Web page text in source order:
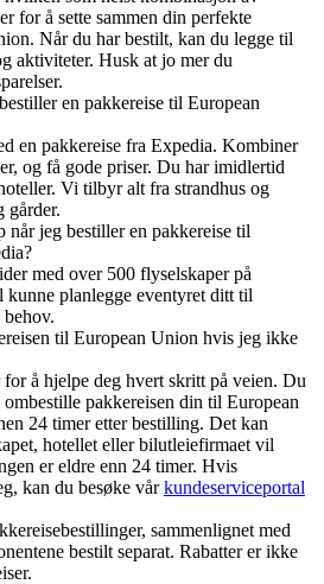
for å sette sammen din perfekte
Når du har bestilt, kan du legge til
aktiviteter. Husk at jo mer du
en pakkereise til European
en pakkereise fra Expedia. Kombiner
og få gode priser. Du har imidlertid
Vi tilbyr alt fra strandhus og
gårder.
når jeg bestiller en pakkereise til
med over 500 flyselskaper på
kunne planlegge eventyret ditt til
til European Union hvis jeg ikke
å hjelpe deg hvert skritt på veien. Du
pakkereisen din til European
24 timer etter bestilling. Det kan
hotellet eller bilutleiefirmaet vil
er eldre enn 24 timer. Hvis
kan du besøke vårkundeserviceportal
sammenlignet med
bestilt separat. Rabatter er ikke